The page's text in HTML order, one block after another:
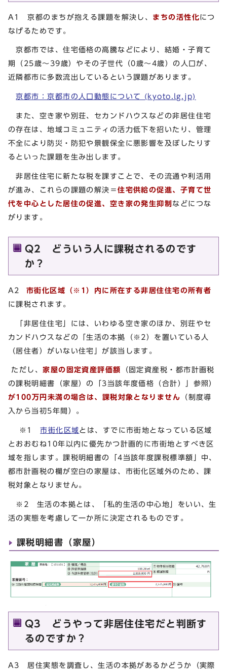
A1 京都のまちが抱える課題を解決し、 まちの活性化につ
なげるためです。
京都市では、住宅価格の高騰などにより、結婚・子育て
期（25歳～39歳）やその子世代（0歳～4歳）の人口が、
近隣都市に多数流出しているという課題があります。
京都市：京都市の人口動態について (kyoto.lg.jp)
また、空き家や別荘、セカンドハウスなどの非居住住宅
の存在は、地域コミュニティの活力低下を招いたり、管理
不全により防災・防犯や景観保全に悪影響を及ぼしたりす
るといった課題を生み出します。
非居住住宅に新たな税を課すことで、その流通や利活用
が進み、これらの課題の解決＝住宅供給の促進、子育て世
代を中心とした 居住の促進、空き家の発生抑制 などにつな
がります。
Q2 どういう人に課税されるのです
か？
A2 市街化区域（※1）内に所在する非居住住宅の所有者
に課税されます。
「非居住住宅」には、いわゆる空き家のほか、別荘やセ
カンドハウスなどの「生活の本拠（※2）を置いている人
（居住者）がいない住宅」が該当します。
ただし、家屋の固定資産評価額
（固定資産税・都市計画税
の課税明細書（家屋）の「3当該年度価格（合計）」参照）
が100万円未満の場合は、課税対象となりません （制度導
入から当初5年間）。
※1市街化区域とは、すでに市街地となっている区域
とおおむね10年以内に優先かつ計画的に市街地とすべき区
域を指します。課税明細書の「4当該年度課税標準額」中、
都市計画税の欄が空白の家屋は、市街化区域外のため、課
税対象となりません。
※2 生活の本拠とは、「私的生活の中心地」をいい、生
活の実態を考慮して一か所に決定されるものです。
課税明細書（家屋）
Q3 どうやって非居住住宅だと判断す
るのですか？
A3 居住実態を調査し、生活の本拠があるかどうか（実際